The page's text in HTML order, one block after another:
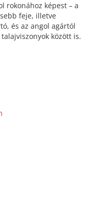
rokonához képest – a
feje, illetve
és az angol agártól
között is.